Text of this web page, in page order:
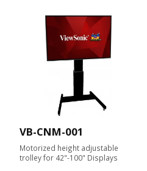
VB-CNM-001
Motorized height adjustable
trolley for 42"-100" Displays